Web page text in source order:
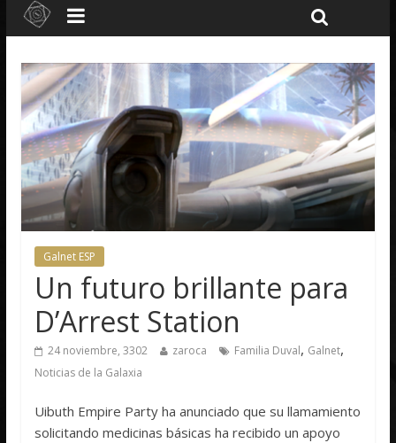
Galnet ESP
Un futuro brillante para
D’Arrest Station
24 noviembre, 3302 zaroca Familia Duval, Galnet,
Noticias de la Galaxia
Uibuth Empire Party ha anunciado que su llamamiento
solicitando medicinas básicas ha recibido un apoyo